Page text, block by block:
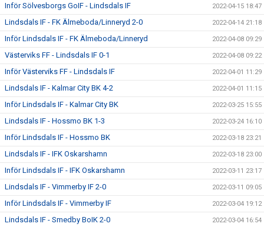
Inför Sölvesborgs GoIF - Lindsdals IF 2022-04-15 18:47
Lindsdals IF - FK Älmeboda/Linneryd 2-0 2022-04-14 21:18
Inför Lindsdals IF - FK Älmeboda/Linneryd 2022-04-08 09:29
Västerviks FF - Lindsdals IF 0-1 2022-04-08 09:22
Inför Västerviks FF - Lindsdals IF 2022-04-01 11:29
Lindsdals IF - Kalmar City BK 4-2 2022-04-01 11:15
Inför Lindsdals IF - Kalmar City BK 2022-03-25 15:55
Lindsdals IF - Hossmo BK 1-3 2022-03-24 16:10
Inför Lindsdals IF - Hossmo BK 2022-03-18 23:21
Lindsdals IF - IFK Oskarshamn 2022-03-18 23:00
Inför Lindsdals IF - IFK Oskarshamn 2022-03-11 23:17
Lindsdals IF - Vimmerby IF 2-0 2022-03-11 09:05
Inför Lindsdals IF - Vimmerby IF 2022-03-04 19:12
Lindsdals IF - Smedby BoIK 2-0 2022-03-04 16:54